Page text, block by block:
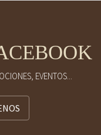
EVENTOS...